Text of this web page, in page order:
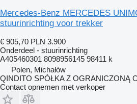
Mercedes-Benz MERCEDES
stuurinrichting voor trekker
€ 905,70 PLN 3.900
Onderdeel - stuurinrichting
A405460301 8098956145 98411 k
Polen, Michałów
QINDITO SPÓŁKA Z OGRANICZONĄ
Contact opnemen met verkoper